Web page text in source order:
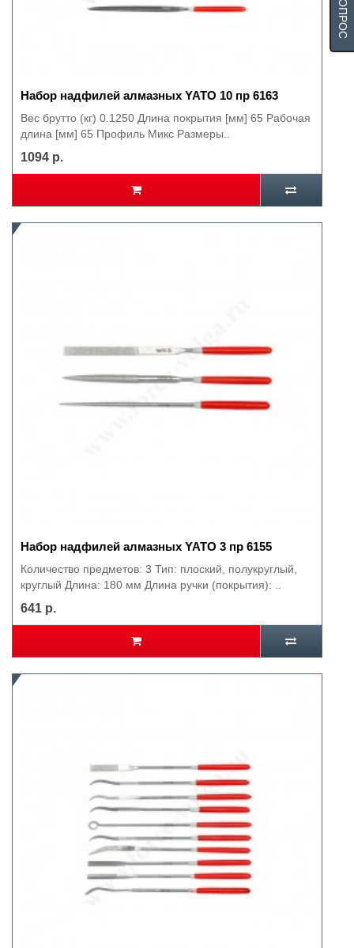
Набор надфилей алмазных YATO 10 пр 6163
Вес брутто (кг) 0.1250 Длина покрытия [мм] 65 Рабочая
длина [мм] 65 Профиль Микс Размеры..
1094 р.
Набор надфилей алмазных YATO 3 пр 6155
Количество предметов: 3 Тип: плоский, полукруглый,
круглый Длина: 180 мм Длина ручки (покрытия): ..
641 р.